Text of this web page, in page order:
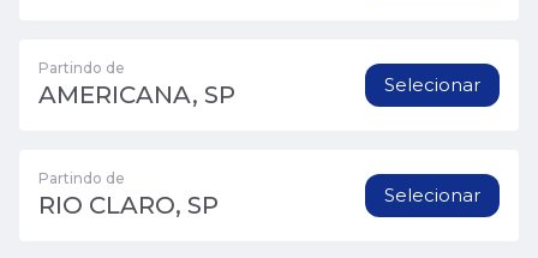
Partindo de
AMERICANA, SP Selecionar
Partindo de
RIO CLARO, SP Selecionar